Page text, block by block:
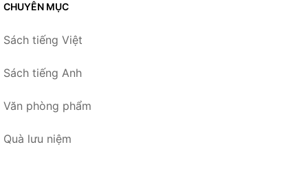
CHUYÊN MỤC
Sách tiếng Việt
Sách tiếng Anh
Văn phòng phẩm
Quà lưu niệm